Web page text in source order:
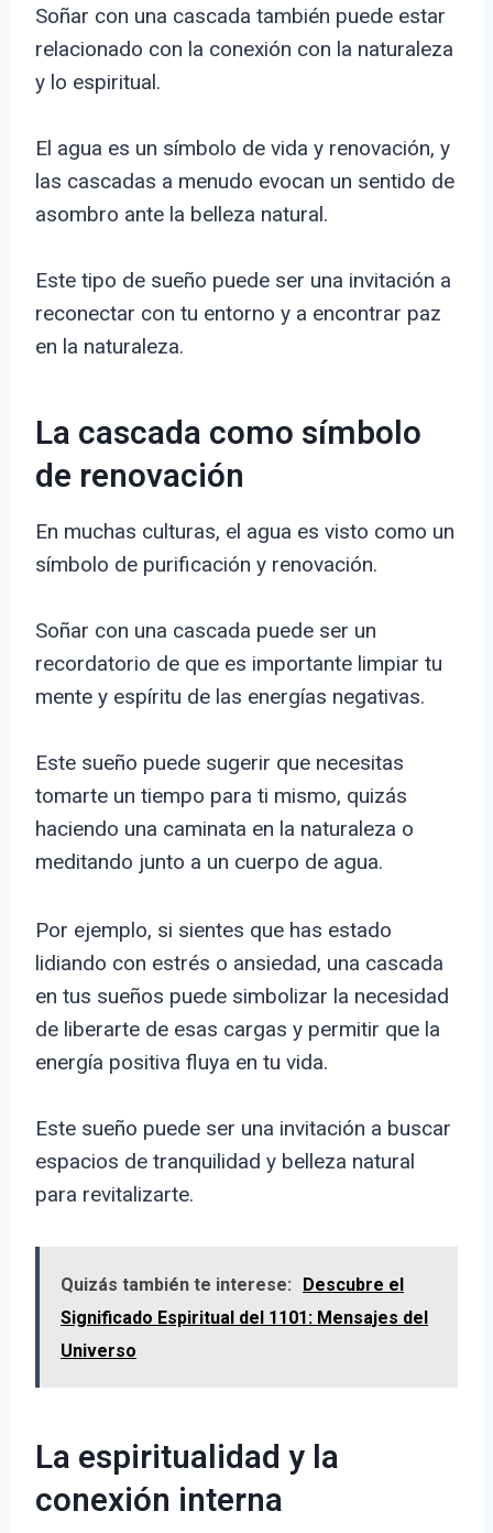
Soñar con una cascada también puede estar
relacionado con la conexión con la naturaleza
y lo espiritual.
El agua es un símbolo de vida y renovación, y
las cascadas a menudo evocan un sentido de
asombro ante la belleza natural.
Este tipo de sueño puede ser una invitación a
reconectar con tu entorno y a encontrar paz
en la naturaleza.
La cascada como símbolo
de renovación
En muchas culturas, el agua es visto como un
símbolo de purificación y renovación.
Soñar con una cascada puede ser un
recordatorio de que es importante limpiar tu
mente y espíritu de las energías negativas.
Este sueño puede sugerir que necesitas
tomarte un tiempo para ti mismo, quizás
haciendo una caminata en la naturaleza o
meditando junto a un cuerpo de agua.
Por ejemplo, si sientes que has estado
lidiando con estrés o ansiedad, una cascada
en tus sueños puede simbolizar la necesidad
de liberarte de esas cargas y permitir que la
energía positiva fluya en tu vida.
Este sueño puede ser una invitación a buscar
espacios de tranquilidad y belleza natural
para revitalizarte.
Quizás también te interese:
Descubre el
Significado Espiritual del 1101: Mensajes del
Universo
La espiritualidad y la
conexión interna